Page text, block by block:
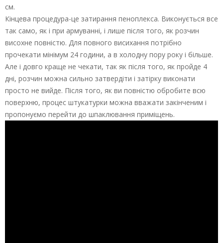
см.
Кінцева процедура-це затирання пеноплекса. Виконується все
так само, як і при армуванні, і лише після того, як розчин
висохне повністю. Для повного висихання потрібно
прочекати мінімум 24 години, а в холодну пору року і більше.
Але і довго краще не чекати, так як після того, як пройде 4
дні, розчин можна сильно затвердіти і затірку виконати
просто не вийде. Після того, як ви повністю обробите всю
поверхню, процес штукатурки можна вважати закінченим і
пропонуємо перейти до шпаклювання приміщень.